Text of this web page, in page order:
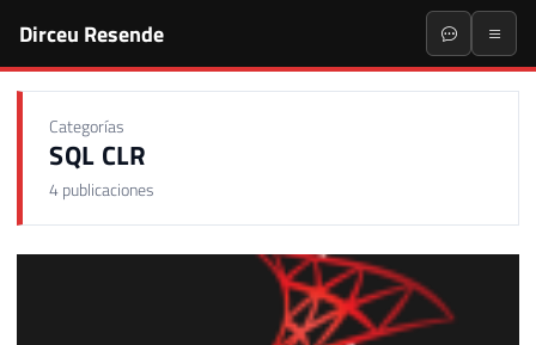
Dirceu Resende
Categorías
SQL CLR
4 publicaciones